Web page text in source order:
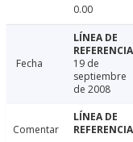
0.00
Fecha
19 de
septiembre
de 2008
Comentar